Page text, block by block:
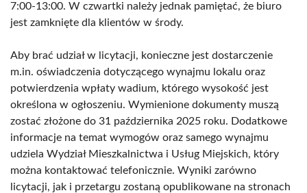
7:00-13:00. W czwartki należy jednak pamiętać, że biuro
jest zamknięte dla klientów w środy.
Aby brać udział w licytacji, konieczne jest dostarczenie
m.in. oświadczenia dotyczącego wynajmu lokalu oraz
potwierdzenia wpłaty wadium, którego wysokość jest
określona w ogłoszeniu. Wymienione dokumenty muszą
zostać złożone do 31 października 2025 roku. Dodatkowe
informacje na temat wymogów oraz samego wynajmu
udziela Wydział Mieszkalnictwa i Usług Miejskich, który
można kontaktować telefonicznie. Wyniki zarówno
licytacji, jak i przetargu zostaną opublikowane na stronach